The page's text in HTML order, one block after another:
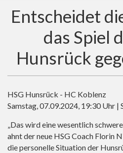
Entscheidet
das Spiel
Hunsrück
HSG Hunsrück - HC Koblenz
Samstag, 07.09.2024, 19:30 Uhr |
„Das wird eine wesentlich
ahnt der neue HSG Coach Florin
die personelle Situation der